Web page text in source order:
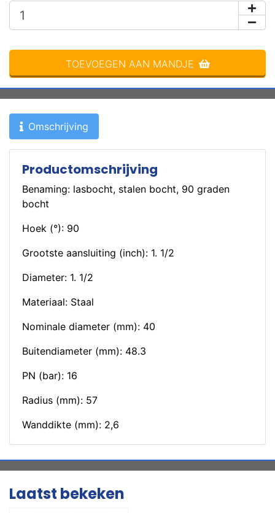
TOEVOEGEN AAN MANDJE
Omschrijving
Productomschrijving
Benaming: lasbocht, stalen bocht, 90 graden
bocht
Hoek (°): 90
Grootste aansluiting (inch): 1. 1/2
Diameter: 1. 1/2
Materiaal: Staal
Nominale diameter (mm): 40
Buitendiameter (mm): 48.3
PN (bar): 16
Radius (mm): 57
Wanddikte (mm): 2,6
Laatst bekeken